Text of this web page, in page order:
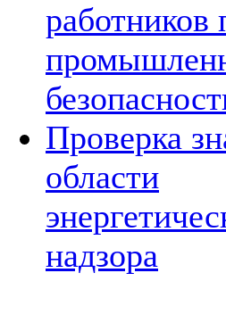
работников
Проверка
области
надзора